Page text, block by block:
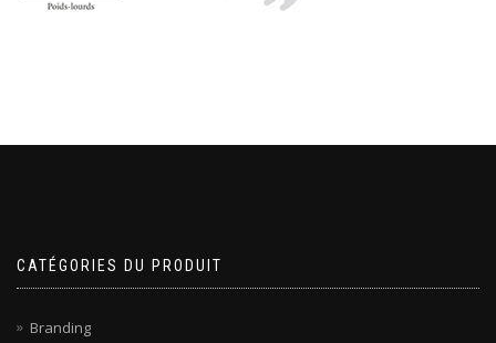
CATÉGORIES DU PRODUIT
Branding